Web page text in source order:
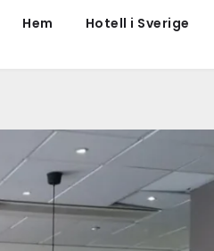
Hem Hotell i Sverige